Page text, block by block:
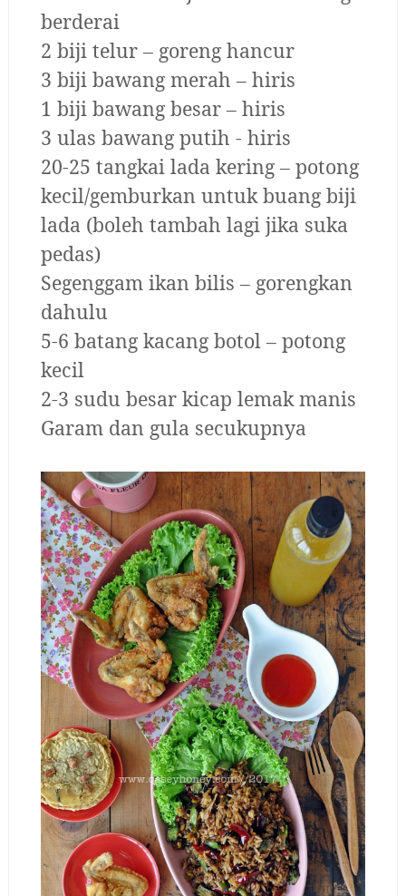
berderai
2 biji telur – goreng hancur
3 biji bawang merah – hiris
1 biji bawang besar – hiris
3 ulas bawang putih - hiris
20-25 tangkai lada kering – potong
kecil/gemburkan untuk buang biji
lada (boleh tambah lagi jika suka
pedas)
Segenggam ikan bilis – gorengkan
dahulu
5-6 batang kacang botol – potong
kecil
2-3 sudu besar kicap lemak manis
Garam dan gula secukupnya